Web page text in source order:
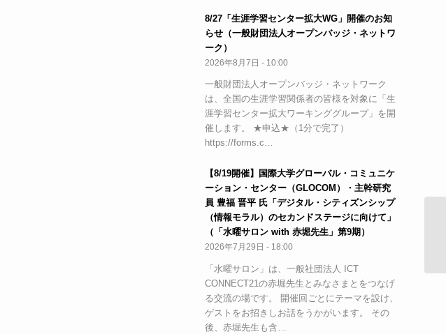
8/27「生涯学習センター拡大WG」開催のお知
らせ（一般財団法人オープンバッジ・ネットワ
ーク）
2026年8月7日 - 10:00
一般財団法人オープンバッジ・ネットワーク
は、全国の生涯学習関係者の皆様を対象に「生
涯学習センター拡大ワーキンググループ」を開
催します。 ★申込★（1分で完了）
https://forms.c…
【8/19開催】国際大学グローバル・コミュニケ
ーション・センター（GLOCOM）・主幹研究
員 豊福 晋平 氏「デジタル・シティズンシップ
（情報モラル）のセカンドステージに向けて」
（「水曜サロン with 赤堀先生」第9期）
2026年7月29日 - 18:00
「水曜サロン」は、一般社団法人 ICT
CONNECT21の赤堀先生とみなさまとをつなげ
る交流の場です。 開催回ごとにテーマを設け、
ゲストをお招きしお話をうかがいます。 その
後、赤堀先生も含…